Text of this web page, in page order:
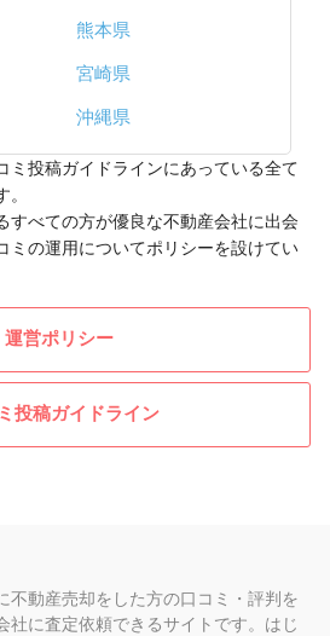
熊本県
宮崎県
沖縄県
ミ投稿ガイドラインにあっている全て
すべての方が優良な不動産会社に出会
ミの運用についてポリシーを設けてい
運営ポリシー
投稿ガイドライン
不動産売却をした方の口コミ・評判を
社に査定依頼できるサイトです。はじ